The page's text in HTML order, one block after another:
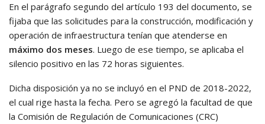
En el parágrafo segundo del artículo 193 del documento, se
fijaba que las solicitudes para la construcción, modificación y
operación de infraestructura tenían que atenderse en
máximo dos meses. Luego de ese tiempo, se aplicaba el
silencio positivo en las 72 horas siguientes.
Dicha disposición ya no se incluyó en el PND de 2018-2022,
el cual rige hasta la fecha. Pero se agregó la facultad de que
la Comisión de Regulación de Comunicaciones (CRC)